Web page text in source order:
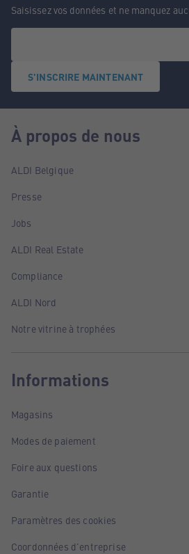
Saisissez vos données et ne manquez
S'INSCRIRE MAINTENANT
À propos de nous
ALDI Belgique
Presse
Jobs
ALDI Real Estate
Compliance
ALDI Nord
Notre vitrine à trophées
Informations
Magasins
Modes de paiement
Foire aux questions
Garantie
Paramètres des cookies
Coordonnées d'entreprise